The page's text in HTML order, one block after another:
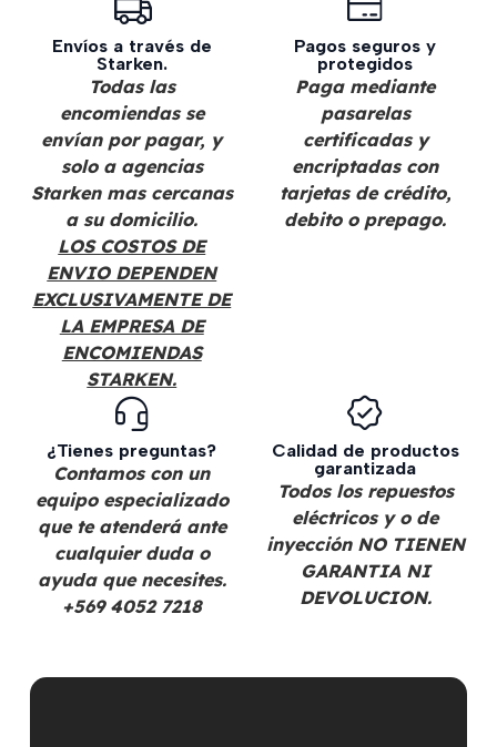
Envíos a través de
Starken.
Todas las
encomiendas se
envían por pagar, y
solo a agencias
Starken mas cercanas
a su domicilio.
LOS COSTOS DE
ENVIO DEPENDEN
EXCLUSIVAMENTE DE
LA EMPRESA DE
ENCOMIENDAS
STARKEN.
Pagos seguros y
protegidos
Paga mediante
pasarelas
certificadas y
encriptadas con
tarjetas de crédito,
debito o prepago.
¿Tienes preguntas?
Contamos con un
equipo especializado
que te atenderá ante
cualquier duda o
ayuda que necesites.
+569 4052 7218
Calidad de productos
garantizada
Todos los repuestos
eléctricos y o de
inyección NO TIENEN
GARANTIA NI
DEVOLUCION.